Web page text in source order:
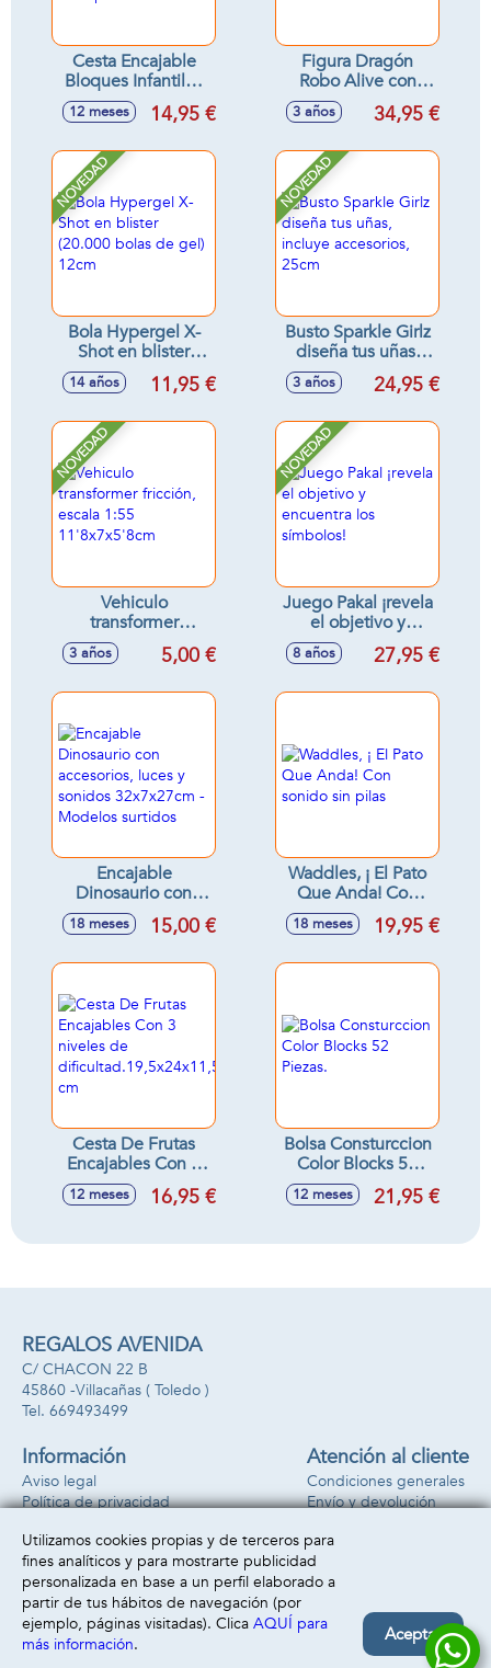
Cesta Encajable
Bloques Infantiles
Con Asa Para
Transportar
12 meses 14,95 €
Figura Dragón
Robo Alive con
sonidos - Modelos
surtidos
3 años 34,95 €
NOVEDAD
Bola Hypergel X-
Shot en blister
(20.000 bolas de
gel) 12cm
14 años 11,95 €
NOVEDAD
Busto Sparkle Girlz
diseña tus uñas,
incluye accesorios,
25cm
3 años 24,95 €
NOVEDAD
Vehiculo
transformer
fricción, escala 1:55
11'8x7x5'8cm
3 años 5,00 €
NOVEDAD
Juego Pakal ¡revela
el objetivo y
encuentra los
símbolos!
8 años 27,95 €
Encajable
Dinosaurio con
accesorios, luces y
sonidos
18 meses 15,00 €
Waddles, ¡ El Pato
Que Anda! Con
sonido sin pilas
18 meses 19,95 €
Cesta De Frutas
Encajables Con 3
niveles de
dificultad.19,5x24x11,5
12 meses 16,95 €
Bolsa Consturccion
Color Blocks 52
Piezas.
12 meses 21,95 €
REGALOS AVENIDA
C/ CHACON 22 B
45860 -Villacañas ( Toledo )
669493499
Información
Aviso legal
Política de privacidad
Atención al cliente
Condiciones generales
Envío y devolución
Formas de pago
Utilizamos cookies propias y de terceros para
fines analíticos y para mostrarte publicidad
personalizada en base a un perfil elaborado a
partir de tus hábitos de navegación (por
ejemplo, páginas visitadas). Clica AQUÍ para
más información. Aceptar